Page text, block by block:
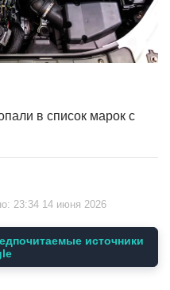
в список марок с
23:34 14 июня 2026
источники